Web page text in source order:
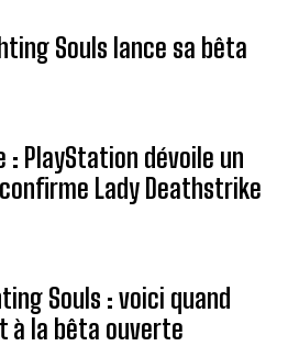
Souls lance sa bêta
: PlayStation dévoile un
Lady Deathstrike
Souls : voici quand
à la bêta ouverte